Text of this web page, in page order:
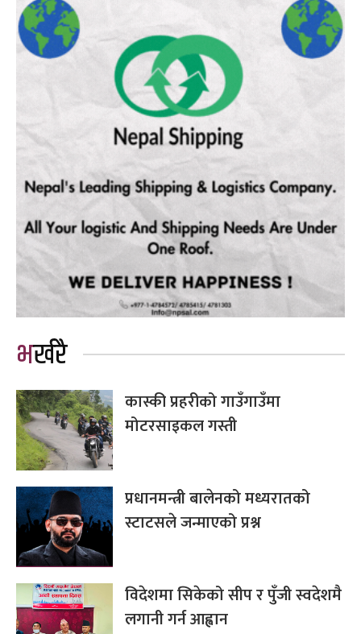
भर्खरै
कास्की प्रहरीको गाउँगाउँमा
मोटरसाइकल गस्ती
प्रधानमन्त्री बालेनको मध्यरातको
स्टाटसले जन्माएको प्रश्न
विदेशमा सिकेको सीप र पुँजी स्वदेशमै
लगानी गर्न आह्वान